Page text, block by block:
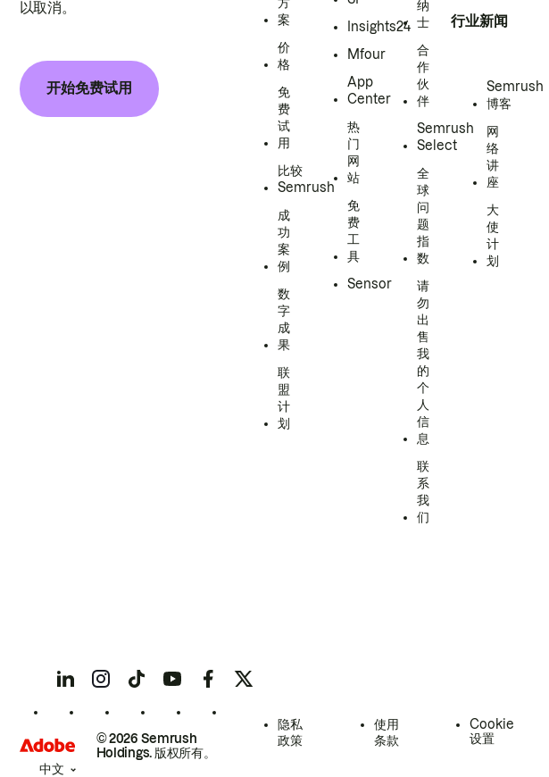
以取消。
开始免费试用
案
价
格
免
费
试
用
比较
Semrush
成
功
案
例
数
字
成
果
联
盟
计
划
Insights24
Mfour
App
Center
热
门
网
站
免
费
工
具
Sensor
纳
士
合
作
伙
伴
Semrush
Select
全
球
问
题
指
数
请
勿
出
售
我
的
个
人
信
息
联
系
我
们
行业新闻
Semrush
博客
网
络
讲
座
大
使
计
划
© 2026 Semrush
Holdings. 版权所有。
隐私
政策
使用
条款
Cookie
设置
中文